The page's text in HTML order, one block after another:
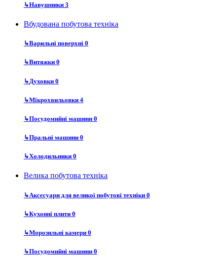
↳Навушники 3
Вбудована побутова техніка
↳Варильні поверхні 0
↳Витяжки 0
↳Духовки 0
↳Мікрохвильовки 4
↳Посудомийні машини 0
↳Пральні машини 0
↳Холодильники 0
Велика побутова техніка
↳Аксесуари для великої побутовї техніки 0
↳Кухонні плити 0
↳Морозильні камери 0
↳Посудомийні машини 0